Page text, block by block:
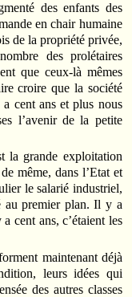
des enfants des
en chair humaine
de la propriété privée,
des prolétaires
que ceux-là mêmes
croire que la société
a cent ans et plus nous
l’avenir de la petite
la grande exploitation
même, dans l’Etat et
le salarié industriel,
au premier plan. Il y a
cent ans, c’étaient les
maintenant déjà
leurs idées qui
des autres classes